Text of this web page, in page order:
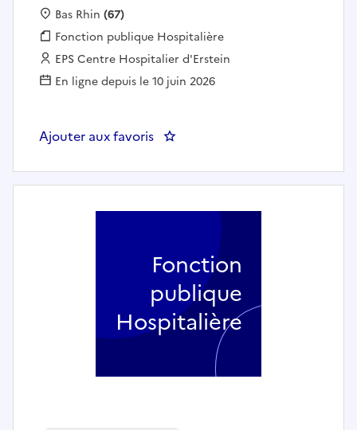
Localisation :
Bas Rhin (67)
Fonction publique :
Fonction publique Hospitalière
Employeur :
EPS Centre Hospitalier d'Erstein
En ligne depuis le 10 juin 2026
Ajouter aux favoris : Médecin de santé au travail
Fonction
publique
Hospitalière